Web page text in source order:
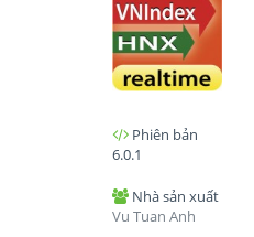
Phiên bản
6.0.1
Nhà sản xuất
Vu Tuan Anh